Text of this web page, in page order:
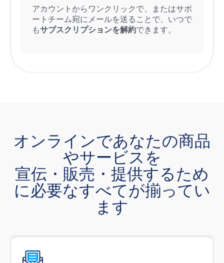
アカウントからワンクリックで、またはサポ
ートチーム宛にメールを送ることで、いつで
もサブスクリプションを解約できます。
オンラインであなたの商品
やサービスを
宣伝・販売・提供するため
に必要なすべてが揃ってい
ます